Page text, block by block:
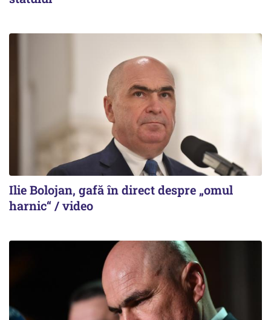
Ilie Bolojan, gafă în direct despre „omul
harnic“ / video